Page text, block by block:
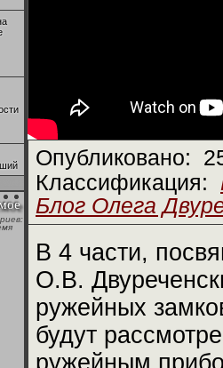
Опубликовано:
Классификация:
Блог Олега
В 4 части,
О.В.
ружейных
будут
ружейным